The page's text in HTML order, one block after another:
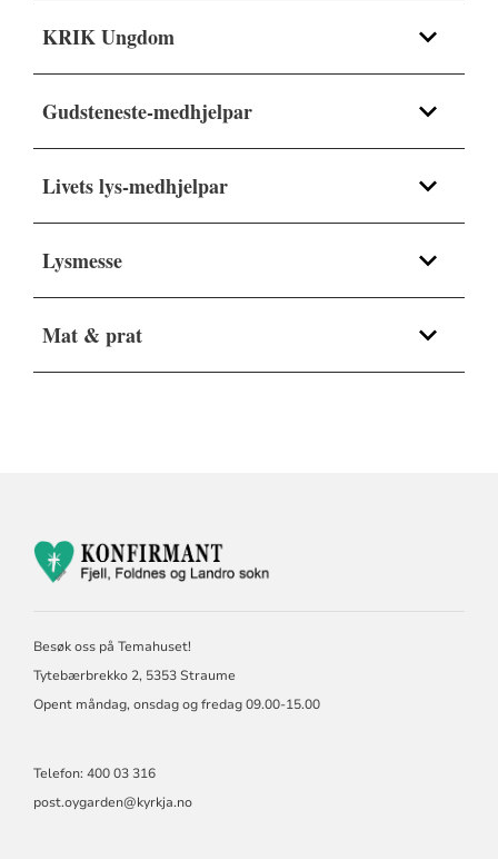
KRIK Ungdom
Gudsteneste-medhjelpar
Livets lys-medhjelpar
Lysmesse
Mat & prat
SOKN
Besøk oss på Temahuset!
Tytebærbrekko 2, 5353 Straume
Opent måndag, onsdag og fredag 09.00-15.00
Telefon: 400 03 316
post.oygarden@kyrkja.no